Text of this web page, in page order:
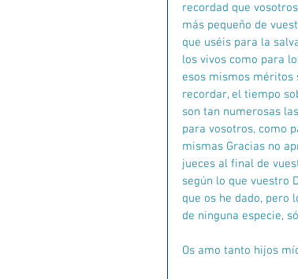
recordad que
más pequeño de
que uséis para la
los vivos como para
esos mismos méritos
recordar, el tiempo
son tan numerosas
para vosotros, como
mismas Gracias no
jueces al final de
según lo que vuestro
que os he dado, pero
de ninguna especie,
Os amo tanto hijos